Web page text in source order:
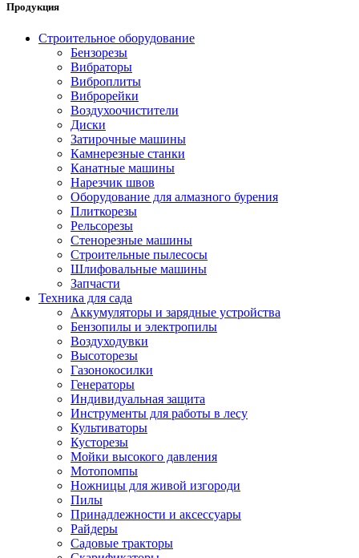
Продукция
Строительное оборудование
Бензорезы
Вибраторы
Виброплиты
Виброрейки
Воздухоочистители
Диски
Затирочные машины
Камнерезные станки
Канатные машины
Нарезчик швов
Оборудование для алмазного бурения
Плиткорезы
Рельсорезы
Стенорезные машины
Строительные пылесосы
Шлифовальные машины
Запчасти
Техника для сада
Аккумуляторы и зарядные устройства
Бензопилы и электропилы
Воздуходувки
Высоторезы
Газонокосилки
Генераторы
Индивидуальная защита
Инструменты для работы в лесу
Культиваторы
Кусторезы
Мойки высокого давления
Мотопомпы
Ножницы для живой изгороди
Пилы
Принадлежности и аксессуары
Райдеры
Садовые тракторы